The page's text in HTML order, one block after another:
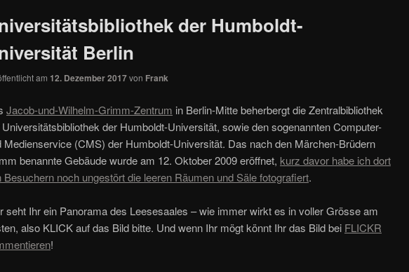
der Humboldt-
Berlin
am 12. Dezember 2017von Frank
Jacob-und-Wilhelm-Grimm-Zentrum in Berlin-Mitte beherbergt die Zentralbibliothek
der Humboldt-Universität, sowie den sogenannten Computer-
Medienservice (CMS) der Humboldt-Universität. Das nach den Märchen-Brüdern
benannte Gebäude wurde am 12. Oktober 2009 eröffnet, kurz davor habe ich dort
Besuchern noch ungestört die leeren Räumen und Säle fotografiert.
seht Ihr ein Panorama des Leesesaales – wie immer wirkt es in voller Grösse am
also KLICK auf das Bild bitte. Und wenn Ihr mögt könnt Ihr das Bild bei FLICKR
!